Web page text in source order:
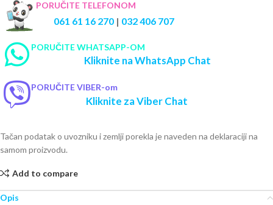
PORUČITE TELEFONOM
061 61 16 270 | 032 406 707
PORUČITE WHATSAPP-OM
Kliknite na WhatsApp Chat
PORUČITE VIBER-om
Kliknite za Viber Chat
Tačan podatak o uvozniku i zemlji porekla je naveden na deklaraciji na
samom proizvodu.
Add to compare
Opis